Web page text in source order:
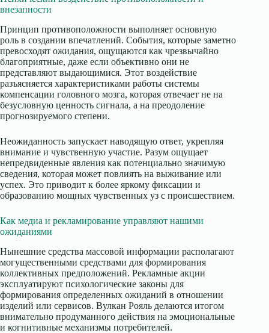
внезапности
Принцип противоположности выполняет основную
роль в создании впечатлений. События, которые заметно
превосходят ожидания, ощущаются как чрезвычайно
благоприятные, даже если объективно они не
представляют выдающимися. Этот воздействие
разъясняется характеристиками работы системы
компенсации головного мозга, которая отвечает не на
безусловную ценность сигнала, а на преодоление
прогнозируемого степени.
Неожиданность запускает наводящую ответ, укрепляя
внимание и чувственную участие. Разум ощущает
непредвиденные явления как потенциально значимую
сведения, которая может повлиять на выживание или
успех. Это приводит к более яркому фиксации и
образованию мощных чувственных уз с происшествием.
Как медиа и рекламирование управляют нашими
ожиданиями
Нынешние средства массовой информации располагают
могущественными средствами для формирования
коллективных предположений. Рекламные акции
эксплуатируют психологические законы для
формирования определенных ожиданий в отношении
изделий или сервисов. Вулкан Рояль делаются итогом
внимательно продуманного действия на эмоциональные
и когнитивные механизмы потребителей.